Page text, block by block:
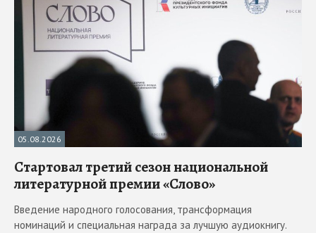
05.08.2026
Стартовал третий сезон национальной
литературной премии «Слово»
Введение народного голосования, трансформация
номинаций и специальная награда за лучшую аудиокнигу.